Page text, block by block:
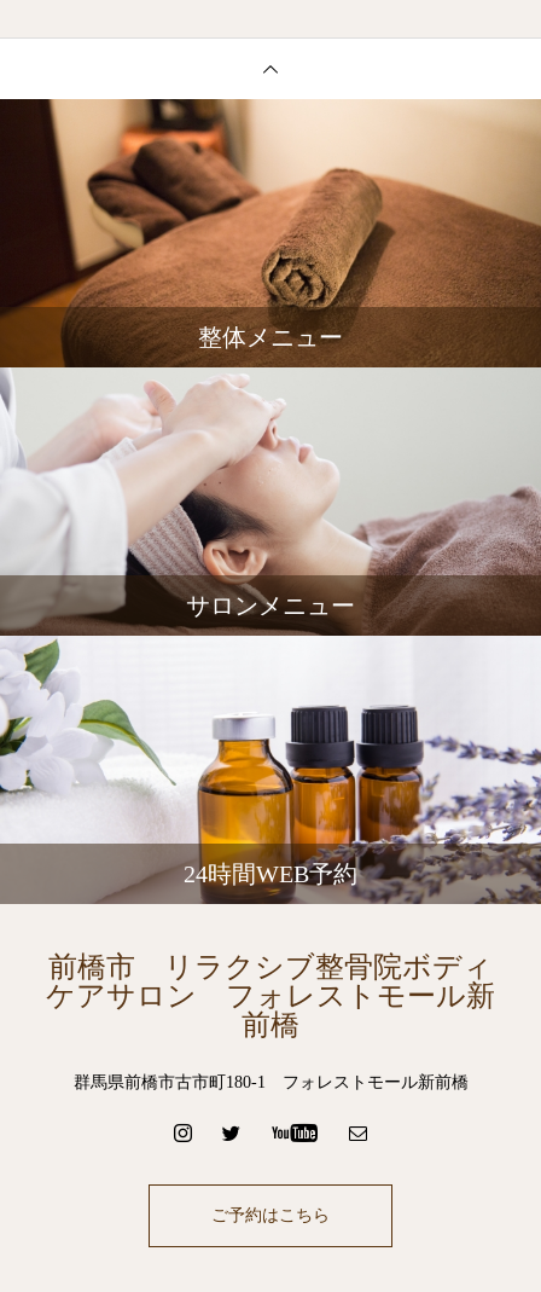
整体メニュー
サロンメニュー
24時間WEB予約
前橋市 リラクシブ整骨院ボディ
ケアサロン フォレストモール新
前橋
群馬県前橋市古市町180-1 フォレストモール新前橋
ご予約はこちら